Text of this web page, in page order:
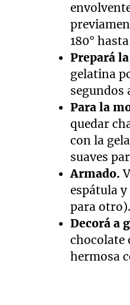
180°
Prepará
gelatina
segundos
Para la
quedar
con la
suaves
Armado.
espátula
para otro).
Decorá a
chocolate
hermosa